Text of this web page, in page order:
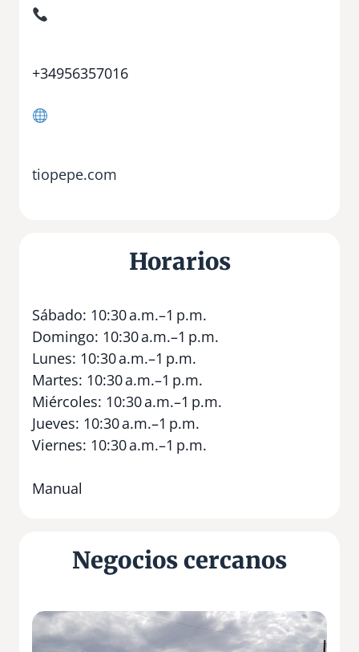
+34956357016
tiopepe.com
Horarios
Sábado: 10:30 a.m.–1 p.m.
Domingo: 10:30 a.m.–1 p.m.
Lunes: 10:30 a.m.–1 p.m.
Martes: 10:30 a.m.–1 p.m.
Miércoles: 10:30 a.m.–1 p.m.
Jueves: 10:30 a.m.–1 p.m.
Viernes: 10:30 a.m.–1 p.m.
Manual
Negocios cercanos
B
o